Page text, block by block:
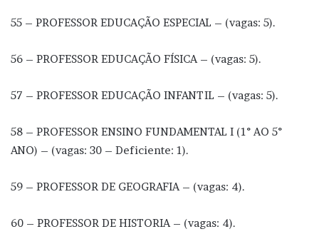
55 – PROFESSOR EDUCAÇÃO ESPECIAL – (vagas: 5).
56 – PROFESSOR EDUCAÇÃO FÍSICA – (vagas: 5).
57 – PROFESSOR EDUCAÇÃO INFANTIL – (vagas: 5).
58 – PROFESSOR ENSINO FUNDAMENTAL I (1° AO 5°
ANO) – (vagas: 30 – Deficiente: 1).
59 – PROFESSOR DE GEOGRAFIA – (vagas: 4).
60 – PROFESSOR DE HISTORIA – (vagas: 4).